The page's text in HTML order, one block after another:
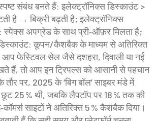
संबंध बनते हैं: इलेक्ट्रॉनिक्स डिस्काउंट >
है → बिक्री बढ़ती है; इलेक्ट्रॉनिक्स
स्पेक्स अपग्रेड के साथ प्री‑ऑफ़र मिलता है;
कूपन/कैशबैक के माध्यम से अतिरिक्त
फेस्टिवल सेल जैसे दशहरा, दिवाली या नई
हैं, तो आप इन ट्रिपल्स को आसानी से पहचान
पर, 2025 के ‘बिग बॉल’ साइबर मंडे में
25 % थी, जबकि लैपटॉप पर 18 % तक की
साइटों ने अतिरिक्त 5 % कैशबैक दिया।